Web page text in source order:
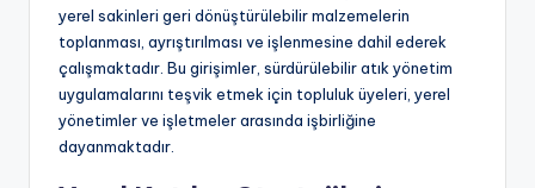
yerel sakinleri geri dönüştürülebilir malzemelerin
toplanması, ayrıştırılması ve işlenmesine dahil ederek
çalışmaktadır. Bu girişimler, sürdürülebilir atık yönetim
uygulamalarını teşvik etmek için topluluk üyeleri, yerel
yönetimler ve işletmeler arasında işbirliğine
dayanmaktadır.